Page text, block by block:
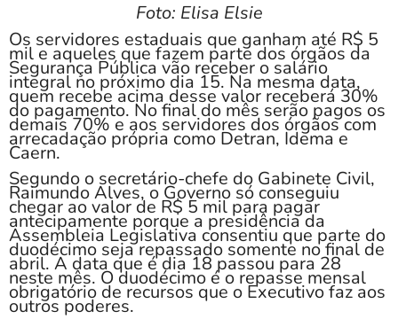
Foto: Elisa Elsie
Os servidores estaduais que ganham até R$ 5
mil e aqueles que fazem parte dos órgãos da
Segurança Pública vão receber o salário
integral no próximo dia 15. Na mesma data,
quem recebe acima desse valor receberá 30%
do pagamento. No final do mês serão pagos os
demais 70% e aos servidores dos órgãos com
arrecadação própria como Detran, Idema e
Caern.
Segundo o secretário-chefe do Gabinete Civil,
Raimundo Alves, o Governo só conseguiu
chegar ao valor de R$ 5 mil para pagar
antecipamente porque a presidência da
Assembleia Legislativa consentiu que parte do
duodécimo seja repassado somente no final de
abril. A data que é dia 18 passou para 28
neste mês. O duodécimo é o repasse mensal
obrigatório de recursos que o Executivo faz aos
outros poderes.